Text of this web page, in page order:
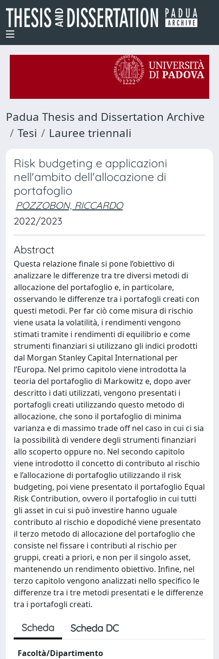
Padua Thesis and Dissertation Archive
Tesi
Lauree triennali
Risk budgeting e applicazioni
nell'ambito dell'allocazione di
portafoglio
POZZOBON, RICCARDO
2022/2023
Abstract
Questa relazione finale si pone l’obiettivo di
analizzare le differenze tra tre diversi metodi di
allocazione del portafoglio e, in particolare,
osservando le differenze tra i portafogli creati con
questi metodi. Per far ciò come misura di rischio
viene usata la volatilità, i rendimenti vengono
stimati tramite i rendimenti di equilibrio e come
strumenti finanziari si utilizzano gli indici prodotti
dal Morgan Stanley Capital International per
l’Europa. Nel primo capitolo viene introdotta la
teoria del portafoglio di Markowitz e, dopo aver
descritto i dati utilizzati, vengono presentati i
portafogli creati utilizzando questo metodo di
allocazione, che sono il portafoglio di minima
varianza e di massimo trade off nel caso in cui ci sia
la possibilità di vendere degli strumenti finanziari
allo scoperto oppure no. Nel secondo capitolo
viene introdotto il concetto di contributo al rischio
e l’allocazione di portafoglio utilizzando il risk
budgeting, poi viene presentato il portafoglio Equal
Risk Contribution, ovvero il portafoglio in cui tutti
gli asset in cui si può investire hanno uguale
contributo al rischio e dopodiché viene presentato
il terzo metodo di allocazione del portafoglio che
consiste nel fissare i contributi al rischio per
gruppi, creati a priori, e non per il singolo asset,
mantenendo un rendimento obiettivo. Infine, nel
terzo capitolo vengono analizzati nello specifico le
differenze tra i tre metodi presentati e le differenze
tra i portafogli creati.
Scheda Scheda DC
Facoltà/Dipartimento